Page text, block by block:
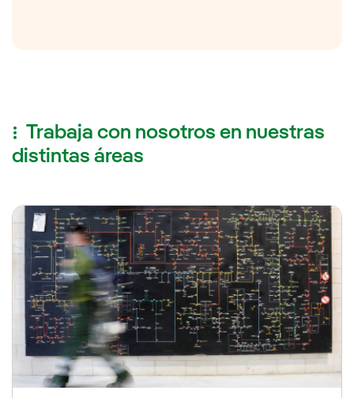
Trabaja con nosotros en nuestras
distintas áreas